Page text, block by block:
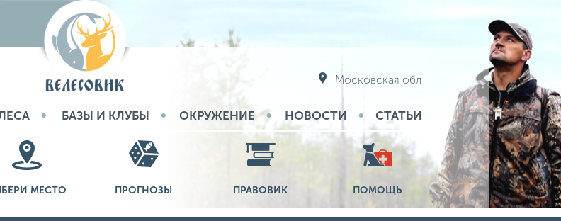
Московская обл
БАЗЫ И КЛУБЫ ОКРУЖЕНИЕ НОВОСТИ СТАТЬИ
МЕСТО ПРОГНОЗЫ ПРАВОВИК ПОМОЩЬ